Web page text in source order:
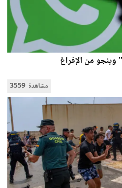
من الإفراغ
3559 مشاهدة